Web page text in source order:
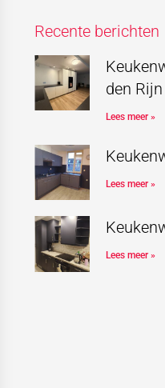
Recente berichten
den Rijn
Lees meer »
Lees meer »
Lees meer »